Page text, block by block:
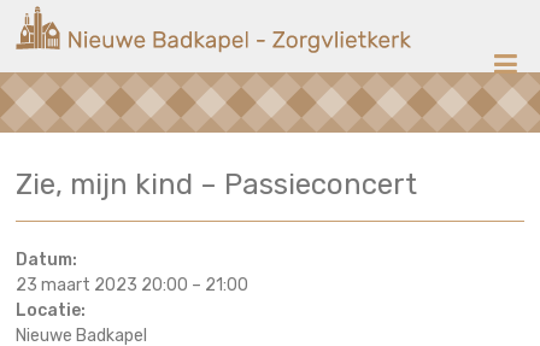
naar
inhoud
Nieuwe
Badkapel
op
Zie, mijn kind – Passieconcert
Datum:
23 maart 2023 20:00 – 21:00
Locatie:
Nieuwe Badkapel